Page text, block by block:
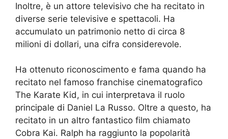
Inoltre, è un attore televisivo che ha recitato in
diverse serie televisive e spettacoli. Ha
accumulato un patrimonio netto di circa 8
milioni di dollari, una cifra considerevole.
Ha ottenuto riconoscimento e fama quando ha
recitato nel famoso franchise cinematografico
The Karate Kid, in cui interpretava il ruolo
principale di Daniel La Russo. Oltre a questo, ha
recitato in un altro fantastico film chiamato
Cobra Kai. Ralph ha raggiunto la popolarità